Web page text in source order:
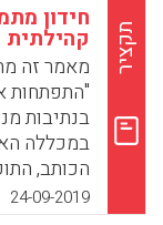
תקציר
חידון
מאמר זה
"התפתחות
בנתיבות
במכללה
הכותב,
מעורבות
24-09-2019